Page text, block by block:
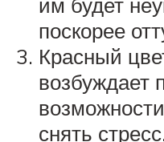
поскорее
Красный
возбуждает
снять стресс.